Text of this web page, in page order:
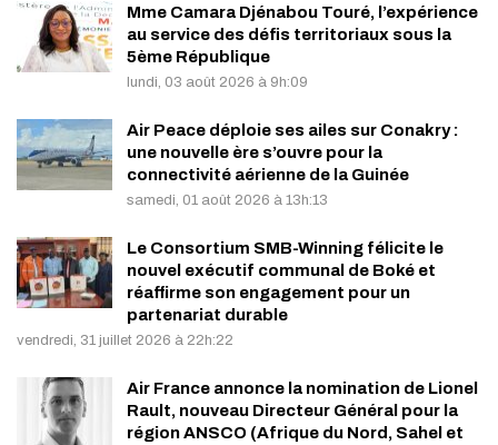
Mme Camara Djénabou Touré, l’expérience
au service des défis territoriaux sous la
5ème République
lundi, 03 août 2026 à 9h:09
Air Peace déploie ses ailes sur Conakry :
une nouvelle ère s’ouvre pour la
connectivité aérienne de la Guinée
samedi, 01 août 2026 à 13h:13
Le Consortium SMB-Winning félicite le
nouvel exécutif communal de Boké et
réaffirme son engagement pour un
partenariat durable
vendredi, 31 juillet 2026 à 22h:22
Air France annonce la nomination de Lionel
Rault, nouveau Directeur Général pour la
région ANSCO (Afrique du Nord, Sahel et